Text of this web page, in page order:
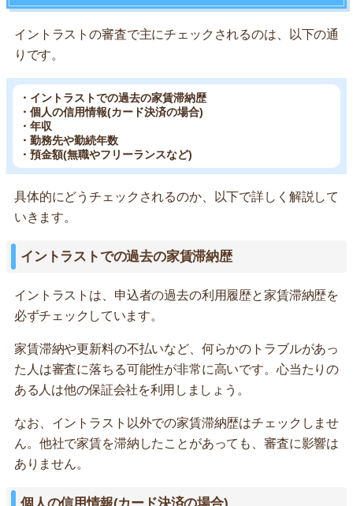
イントラストの審査で主にチェックされるのは、以下の通
りです。
・イントラストでの過去の家賃滞納歴
・個人の信用情報(カード決済の場合)
・年収
・勤務先や勤続年数
・預金額(無職やフリーランスなど)
具体的にどうチェックされるのか、以下で詳しく解説して
いきます。
イントラストでの過去の家賃滞納歴
イントラストは、申込者の過去の利用履歴と家賃滞納歴を
必ずチェックしています。
家賃滞納や更新料の不払いなど、何らかのトラブルがあっ
た人は審査に落ちる可能性が非常に高いです。心当たりの
ある人は他の保証会社を利用しましょう。
なお、イントラスト以外での家賃滞納歴はチェックしませ
ん。他社で家賃を滞納したことがあっても、審査に影響は
ありません。
個人の信用情報(カード決済の場合)